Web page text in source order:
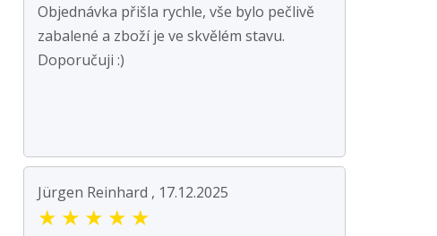
Objednávka přišla rychle, vše bylo pečlivě
zabalené a zboží je ve skvělém stavu.
Doporučuji :)
Jürgen Reinhard , 17.12.2025
★ ★ ★ ★ ★